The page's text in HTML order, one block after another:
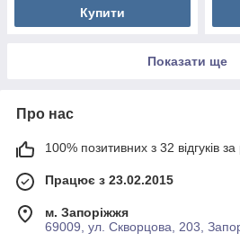
Купити
Показати ще
Про нас
100% позитивних з 32 відгуків за
Працює з 23.02.2015
м. Запоріжжя
69009, ул. Скворцова, 203,